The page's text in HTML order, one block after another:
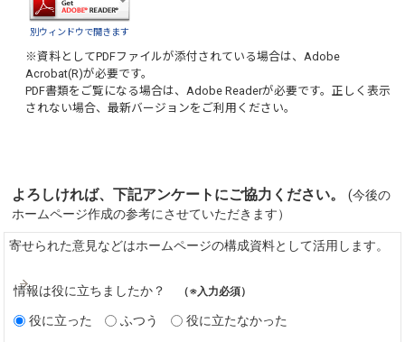
別ウィンドウで開きます
※資料としてPDFファイルが添付されている場合は、Adobe
Acrobat(R)が必要です。
PDF書類をご覧になる場合は、Adobe Readerが必要です。正しく表示
されない場合、最新バージョンをご利用ください。